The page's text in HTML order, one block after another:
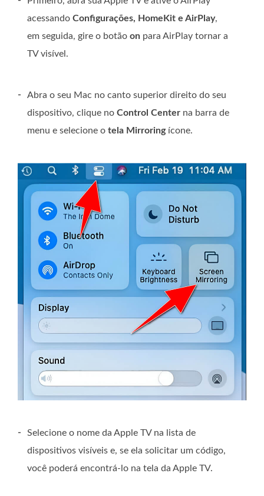
acessando Configurações, HomeKit e AirPlay,
em seguida, gire o botão on para AirPlay tornar a
TV visível.
-
Abra o seu Mac no canto superior direito do seu
dispositivo, clique no Control Center na barra de
menu e selecione o tela Mirroringícone.
-
Selecione o nome da Apple TV na lista de
dispositivos visíveis e, se ela solicitar um código,
você poderá encontrá-lo na tela da Apple TV.